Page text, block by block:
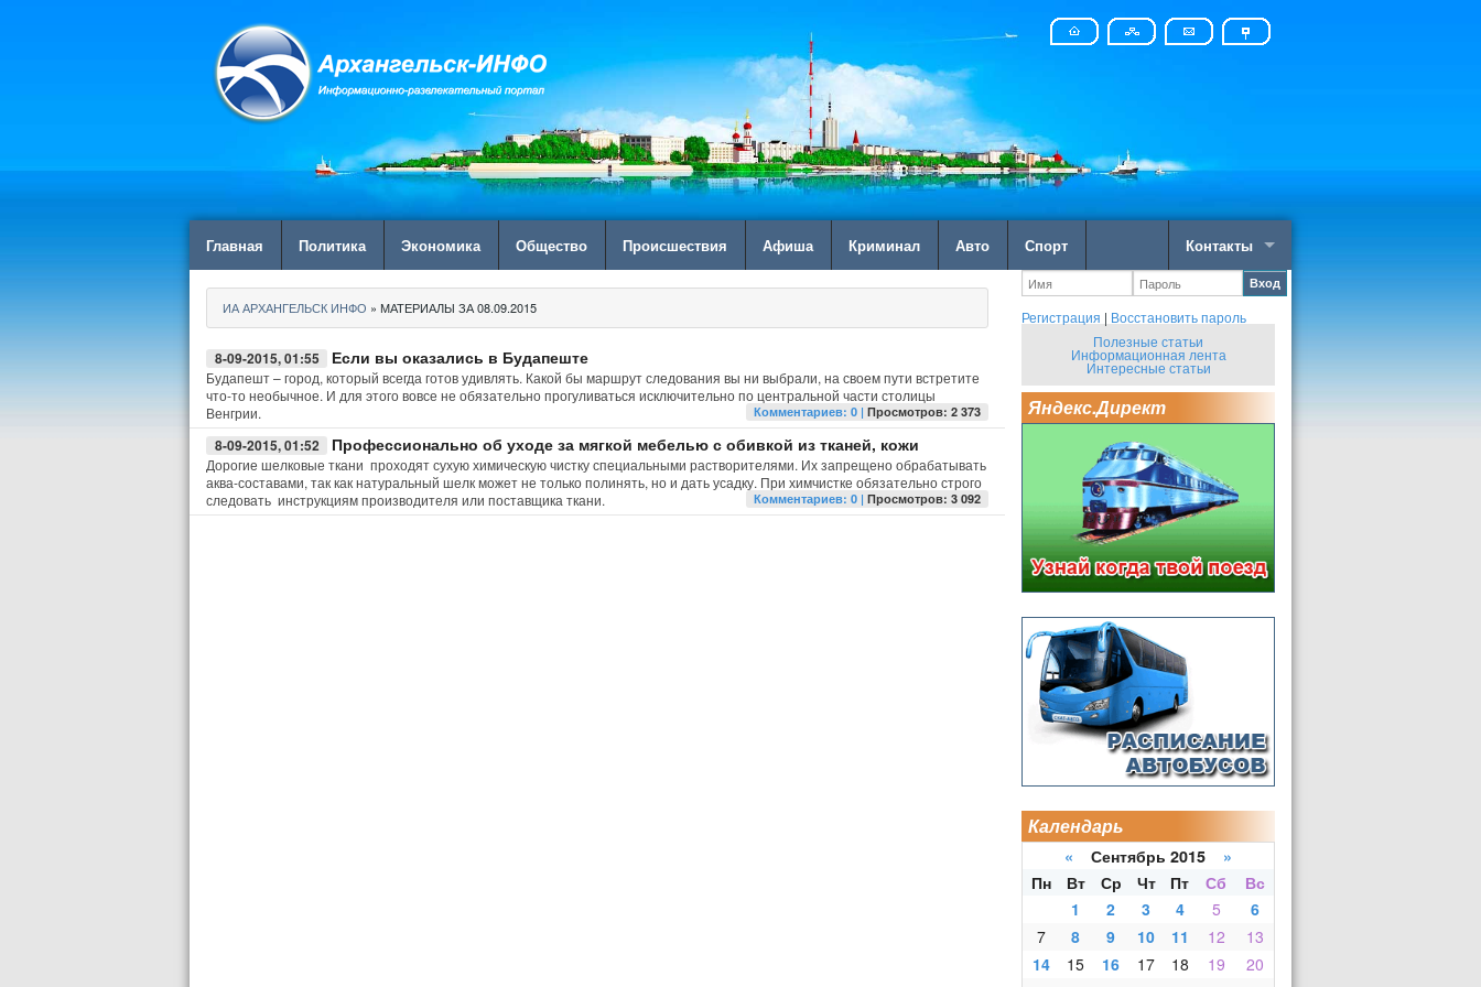
Главная Политика Экономика Общество Происшествия Афиша Криминал Авто Спорт Контакты
ИА АРХАНГЕЛЬСК ИНФО » МАТЕРИАЛЫ ЗА 08.09.2015
8-09-2015, 01:55 Если вы оказались в Будапеште
Будапешт – город, который всегда готов удивлять. Какой бы маршрут следования вы ни выбрали, на своем пути встретите
что-то необычное. И для этого вовсе не обязательно прогуливаться исключительно по центральной части столицы
Венгрии.
Комментариев: 0 |Просмотров: 2 373
8-09-2015, 01:52 Профессионально об уходе за мягкой мебелью с обивкой из тканей, кожи
Дорогие шелковые ткани проходят сухую химическую чистку специальными растворителями. Их запрещено обрабатывать
аква-составами, так как натуральный шелк может не только полинять, но и дать усадку. При химчистке обязательно строго
следовать инструкциям производителя или поставщика ткани.
Комментариев: 0 |Просмотров: 3 092
Вход
Регистрация | Восстановить пароль
Полезные статьи
Информационная лента
Интересные статьи
Яндекс.Директ
Календарь
« Сентябрь 2015 »
Пн
Вт Ср Чт Пт Сб
Вс
1
2 3 4 5
6
7
8 9 10 11 12
13
14
15 16 17 18 19
20